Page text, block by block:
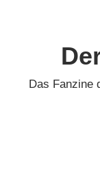
Das Fanzine